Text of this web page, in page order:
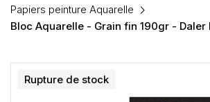
Pinceaux & fournitures
Papiers
Papiers peinture Aquarelle
Bloc Aquarelle - Grain fin 190gr - Daler
Rupture de stock